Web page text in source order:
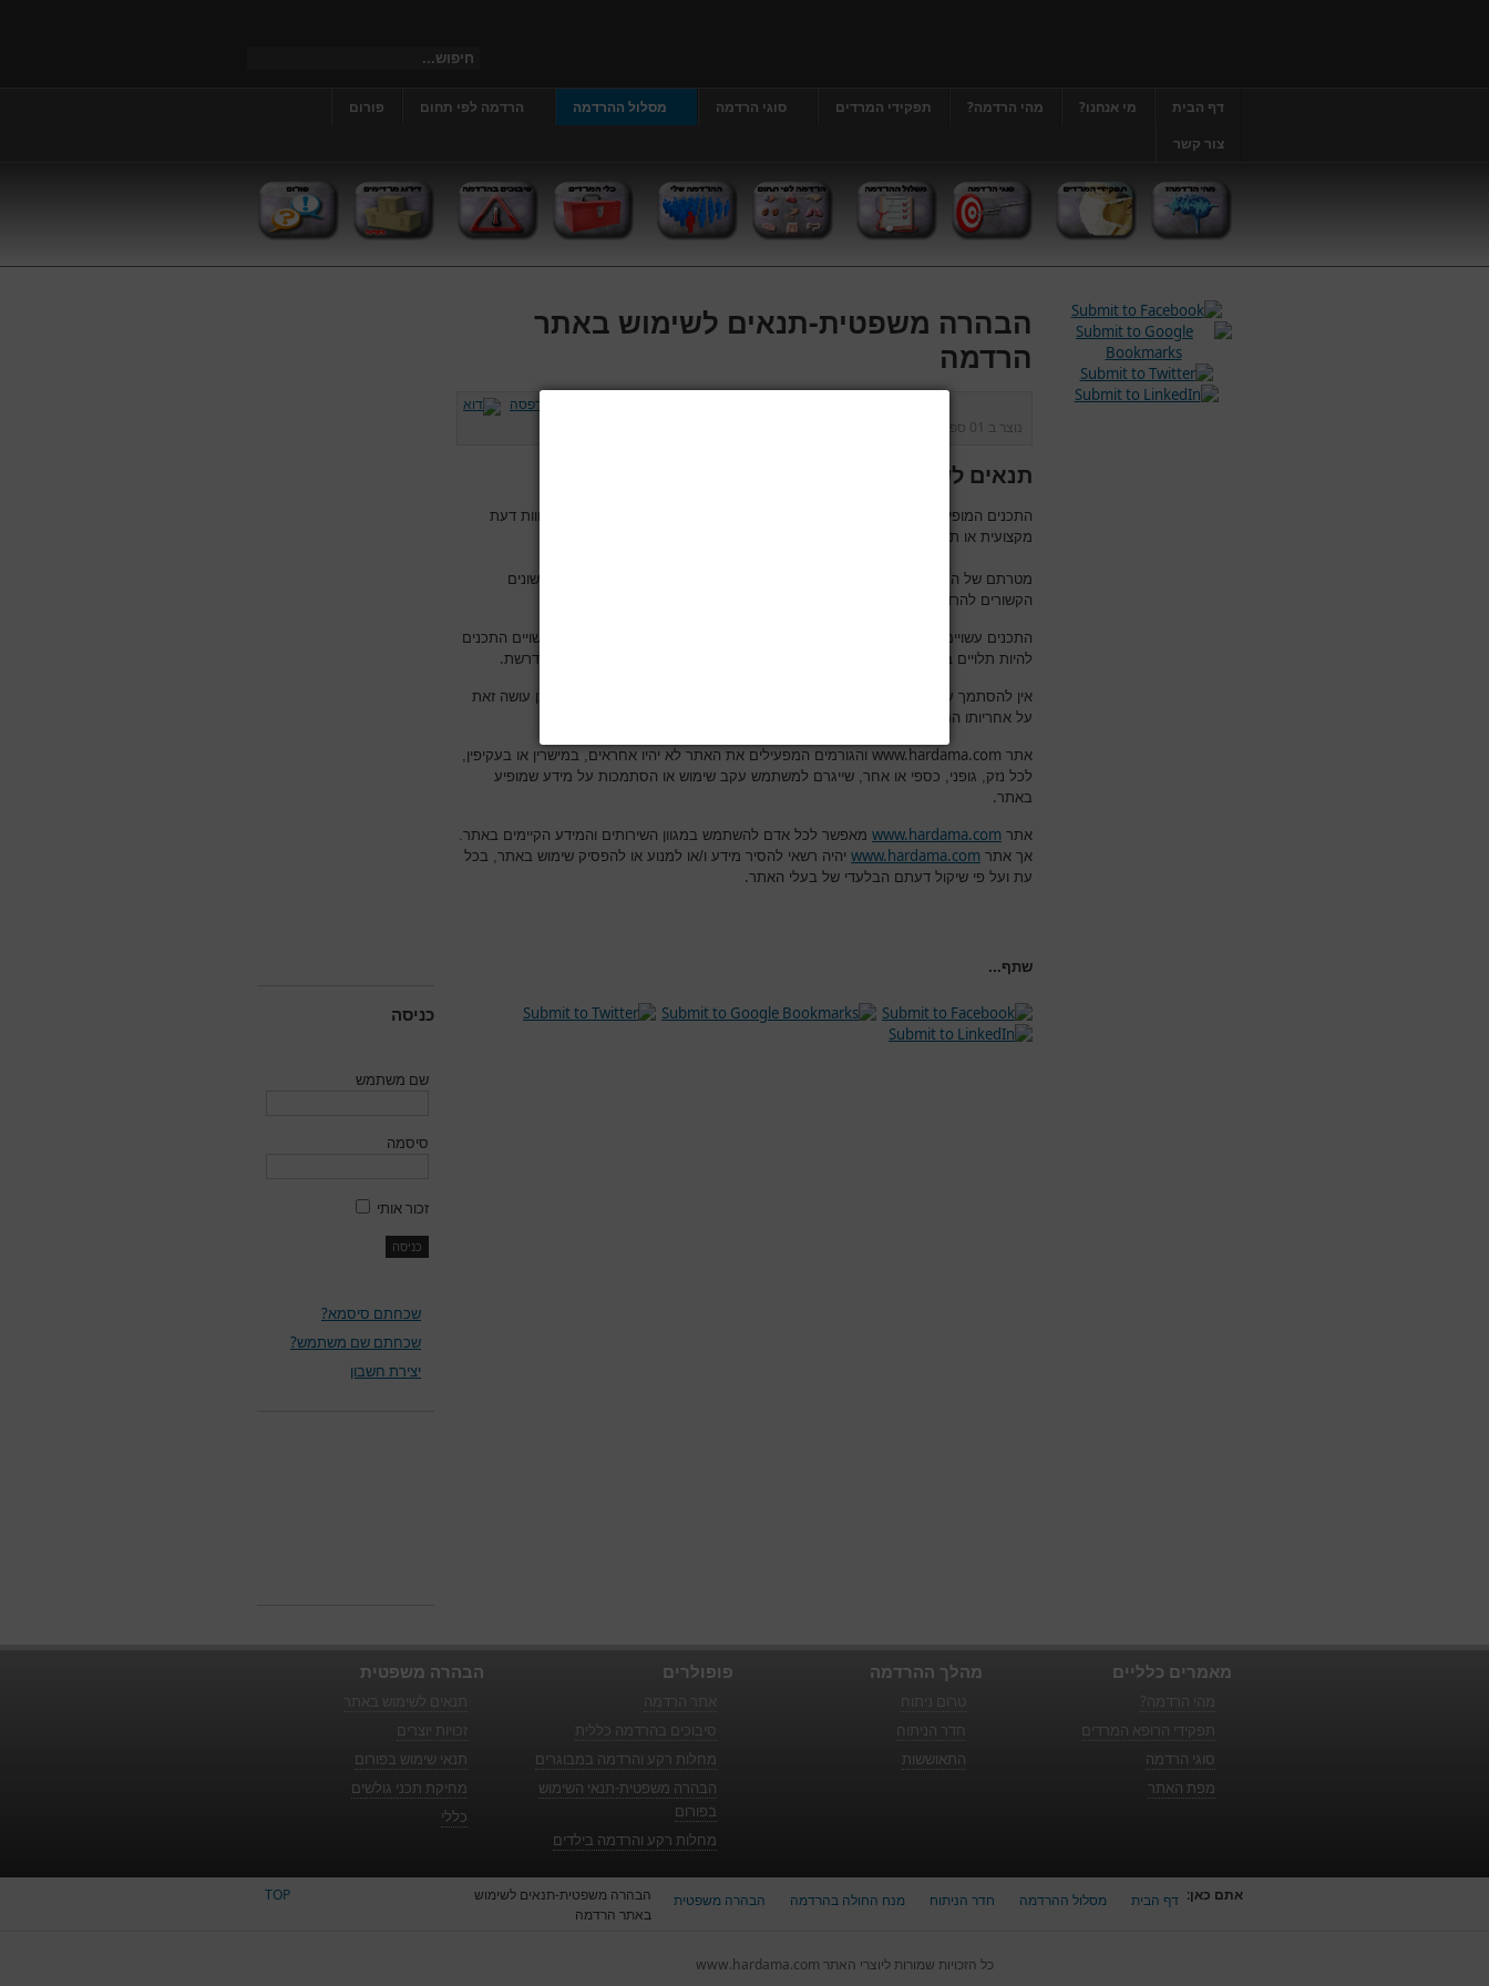
דף הבית מי אנחנו? מהי הרדמה? תפקידי המרדים סוגי הרדמה מסלול ההרדמה הרדמה לפי תחום
פורום
צור קשר
הבהרה משפטית-תנאים לשימוש באתר
הרדמה
נוצר ב 01 ספטמבר 2013
תנאים לשימוש באתר הרדמה
התכנים המופיעים באתר נועדו לספק מידע רפואי כללי ואינם מהווים עצה רפואית, חוות דעת
מקצועית או תחליף להתייעצות עם רופא מרדים או איש מקצוע אחר
מטרתם של התכנים והמאמרים באתר היא להרחיב את בסיס הידע שלכם בנושאים שונים
הקשורים להרדמה ולניתוח והם אינם מחליפים פנייה לאיש מקצוע מוסמך
התכנים עשויים לבטא אסכולה רפואית מסוימת או דעה אישית של הכותב. כמו כן, עשויים התכנים
להיות תלויים בנסיבות העובדתיות של מקרה מסוים ויש להתייחס אליהם בזהירות הנדרשת.
אין להסתמך על מידע המופיע באתר לשם החלטה על טיפול רפואי כלשהו והעושה כן עושה זאת
על אחריותו המלאה והבלעדית
אתר www.hardama.com והגורמים המפעילים את האתר לא יהיו אחראים, במישרין או בעקיפין,
לכל נזק, גופני, כספי או אחר, שייגרם למשתמש עקב שימוש או הסתמכות על מידע שמופיע
באתר.
אתר www.hardama.com מאפשר לכל אדם להשתמש במגוון השירותים והמידע הקיימים באתר.
אך אתר www.hardama.com יהיה רשאי להסיר מידע ו/או למנוע או להפסיק שימוש באתר, בכל
עת ועל פי שיקול דעתם הבלעדי של בעלי האתר.
שתף...
כניסה
שם משתמש
סיסמה
זכור אותי
שכחתם סיסמא?
שכחתם שם משתמש?
יצירת חשבון
הבהרה משפטית
זכויות יוצרים
תנאי שימוש בפורום
מחיקת תכני גולשים
כללי
פופולרים
סיבוכים בהרדמה כללית
מחלות רקע והרדמה במבוגרים
הבהרה משפטית-תנאי השימוש
בפורום
מחלות רקע והרדמה בילדים
מהלך ההרדמה
חדר הניתוח
התאוששות
מאמרים כלליים
תפקידי הרופא המרדים
סוגי הרדמה
מפת האתר
אתם כאן: דף הבית מסלול ההרדמה חדר הניתוח מנח החולה בהרדמה הבהרה משפטית
הבהרה משפטית-תנאים לשימוש
באתר הרדמה
TOP
כל הזכויות שמורות ליוצרי האתר www.hardama.com